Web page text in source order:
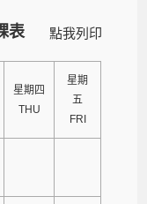
點我列印
表
星期四
THU
星期
五
FRI